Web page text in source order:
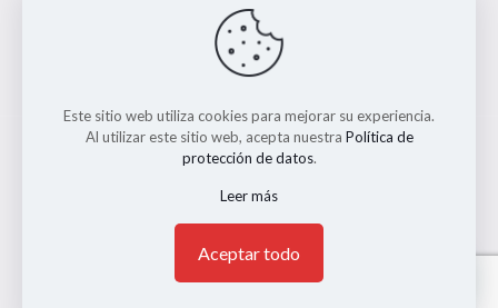
© 2026 ERMO MOTO REPUESTOS. Todos los Derechos
Reservados. || Implementado porAndrés Escobar
Este sitio web utiliza cookies para mejorar su experiencia.
Al utilizar este sitio web, acepta nuestra Política de
protección de datos.
Leer más
Aceptar todo